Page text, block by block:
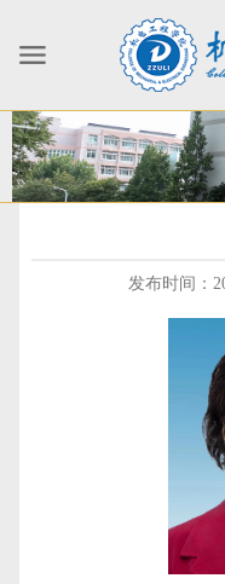
发布时间：